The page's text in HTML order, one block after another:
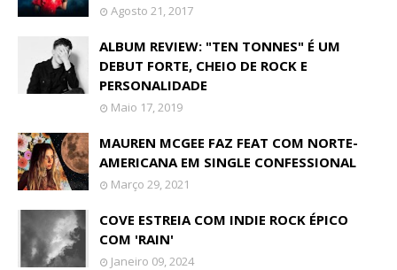
Agosto 21, 2017
ALBUM REVIEW: "TEN TONNES" É UM
DEBUT FORTE, CHEIO DE ROCK E
PERSONALIDADE
Maio 17, 2019
MAUREN MCGEE FAZ FEAT COM NORTE-
AMERICANA EM SINGLE CONFESSIONAL
Março 29, 2021
COVE ESTREIA COM INDIE ROCK ÉPICO
COM 'RAIN'
Janeiro 09, 2024